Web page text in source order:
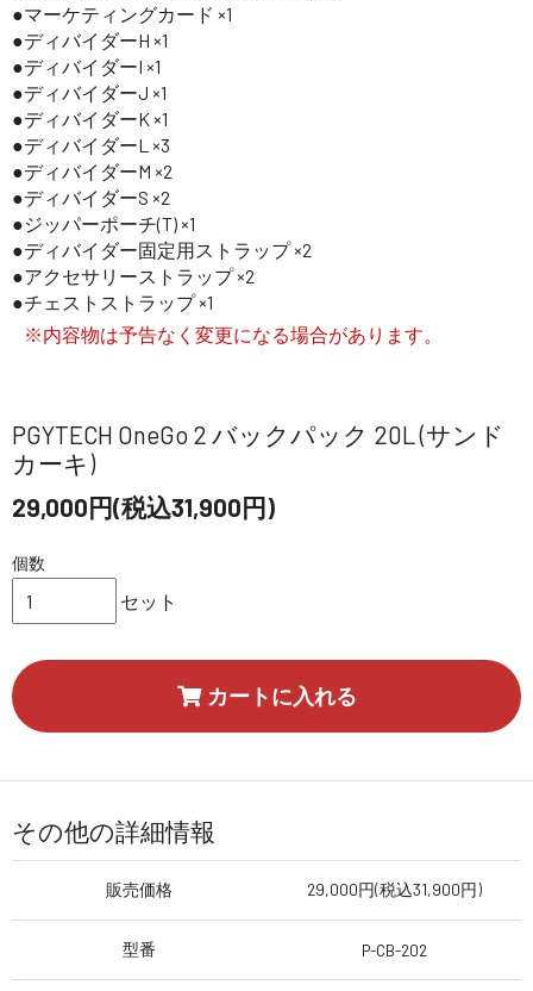
マーケティングカード ×1
ディバイダーH ×1
ディバイダーI ×1
ディバイダーJ ×1
ディバイダーK ×1
ディバイダーL ×3
ディバイダーM ×2
ディバイダーS ×2
ジッパーポーチ(T) ×1
ディバイダー固定用ストラップ ×2
アクセサリーストラップ ×2
チェストストラップ ×1
※内容物は予告なく変更になる場合があります。
PGYTECH OneGo 2 バックパック 20L (サンド
カーキ)
29,000円(税込31,900円)
個数
セット
カートに入れる
その他の詳細情報
販売価格 29,000円(税込31,900円)
型番 P-CB-202